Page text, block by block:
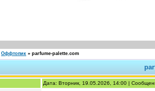
Оффтопик » parfume-palette.com
Дата: Вторник, 19.05.2026, 14:00 |